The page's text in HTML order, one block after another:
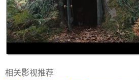
相关影视推荐